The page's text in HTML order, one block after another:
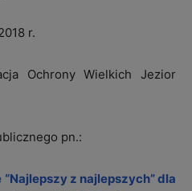
r.
Ochrony Wielkich Jezior
pn.:
z najlepszych” dla